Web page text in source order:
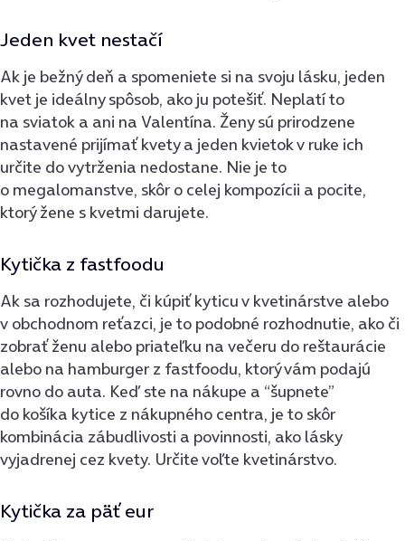
Jeden kvet nestačí
Ak je bežný deň a spomeniete si na svoju lásku, jeden
kvet je ideálny spôsob, ako ju potešiť. Neplatí to
na sviatok a ani na Valentína. Ženy sú prirodzene
nastavené prijímať kvety a jeden kvietok v ruke ich
určite do vytrženia nedostane. Nie je to
o megalomanstve, skôr o celej kompozícii a pocite,
ktorý žene s kvetmi darujete.
Kytička z fastfoodu
Ak sa rozhodujete, či kúpiť kyticu v kvetinárstve alebo
v obchodnom reťazci, je to podobné rozhodnutie, ako či
zobrať ženu alebo priateľku na večeru do reštaurácie
alebo na hamburger z fastfoodu, ktorý vám podajú
rovno do auta. Keď ste na nákupe a “šupnete”
do košíka kytice z nákupného centra, je to skôr
kombinácia zábudlivosti a povinnosti, ako lásky
vyjadrenej cez kvety. Určite voľte kvetinárstvo.
Kytička za päť eur